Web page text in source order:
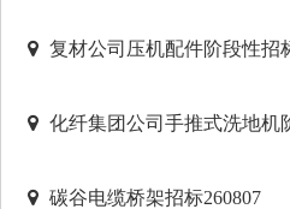
复材公司压机配件阶段性招
化纤集团公司手推式洗地机
碳谷电缆桥架招标260807